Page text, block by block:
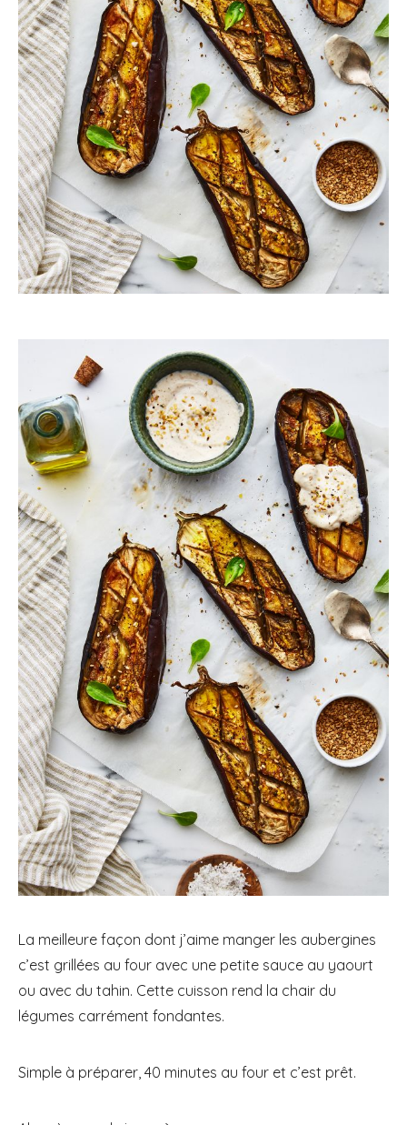
La meilleure façon dont j’aime manger les aubergines
c’est grillées au four avec une petite sauce au yaourt
ou avec du tahin. Cette cuisson rend la chair du
légumes carrément fondantes.
Simple à préparer, 40 minutes au four et c’est prêt.